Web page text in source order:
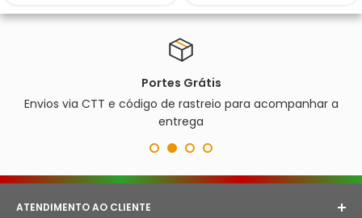
Portes Grátis
Envios via CTT e código de rastreio para acompanhar a
entrega
ATENDIMENTO AO CLIENTE